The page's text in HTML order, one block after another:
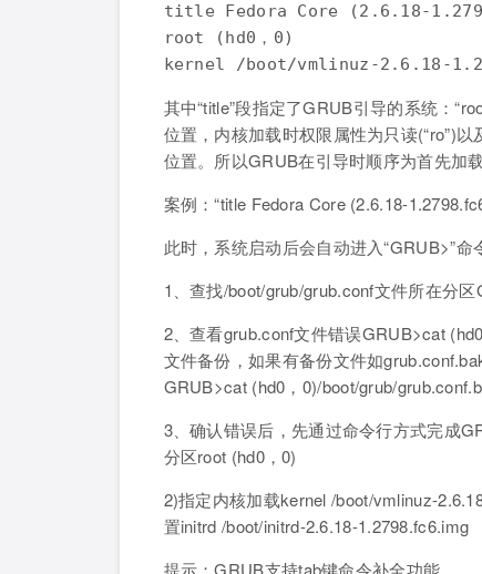
title Fedora Core (2.6.18-
root (hd0，0)
kernel /boot/vmlinuz-2.6.18-
其中“title”段指定了GRUB引导的系统：
位置，内核加载时权限属性为只读(“ro”)
位置。所以GRUB在引导时顺序为首先加
案例：“title Fedora Core (2.6.18-
此时，系统启动后会自动进入“GRUB>”
1、查找/boot/grub/grub.conf文件所在分
2、查看grub.conf文件错误GRUB>cat
文件备份，如果有备份文件如
GRUB>cat (hd0，0)/boot/grub/
3、确认错误后，先通过命令行方式完成
分区root (hd0，0)
2)指定内核加载kernel /boot/vmlinuz-
置initrd /boot/initrd-2.6.18-1.2798.fc6.img